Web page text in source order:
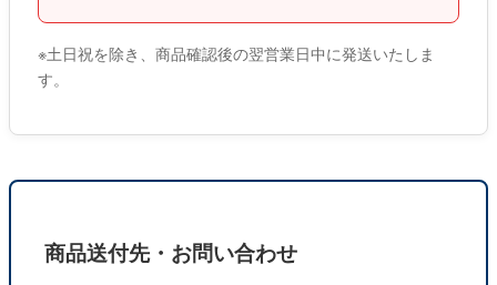
※土日祝を除き、商品確認後の翌営業日中に発送いたしま
す。
商品送付先・お問い合わせ